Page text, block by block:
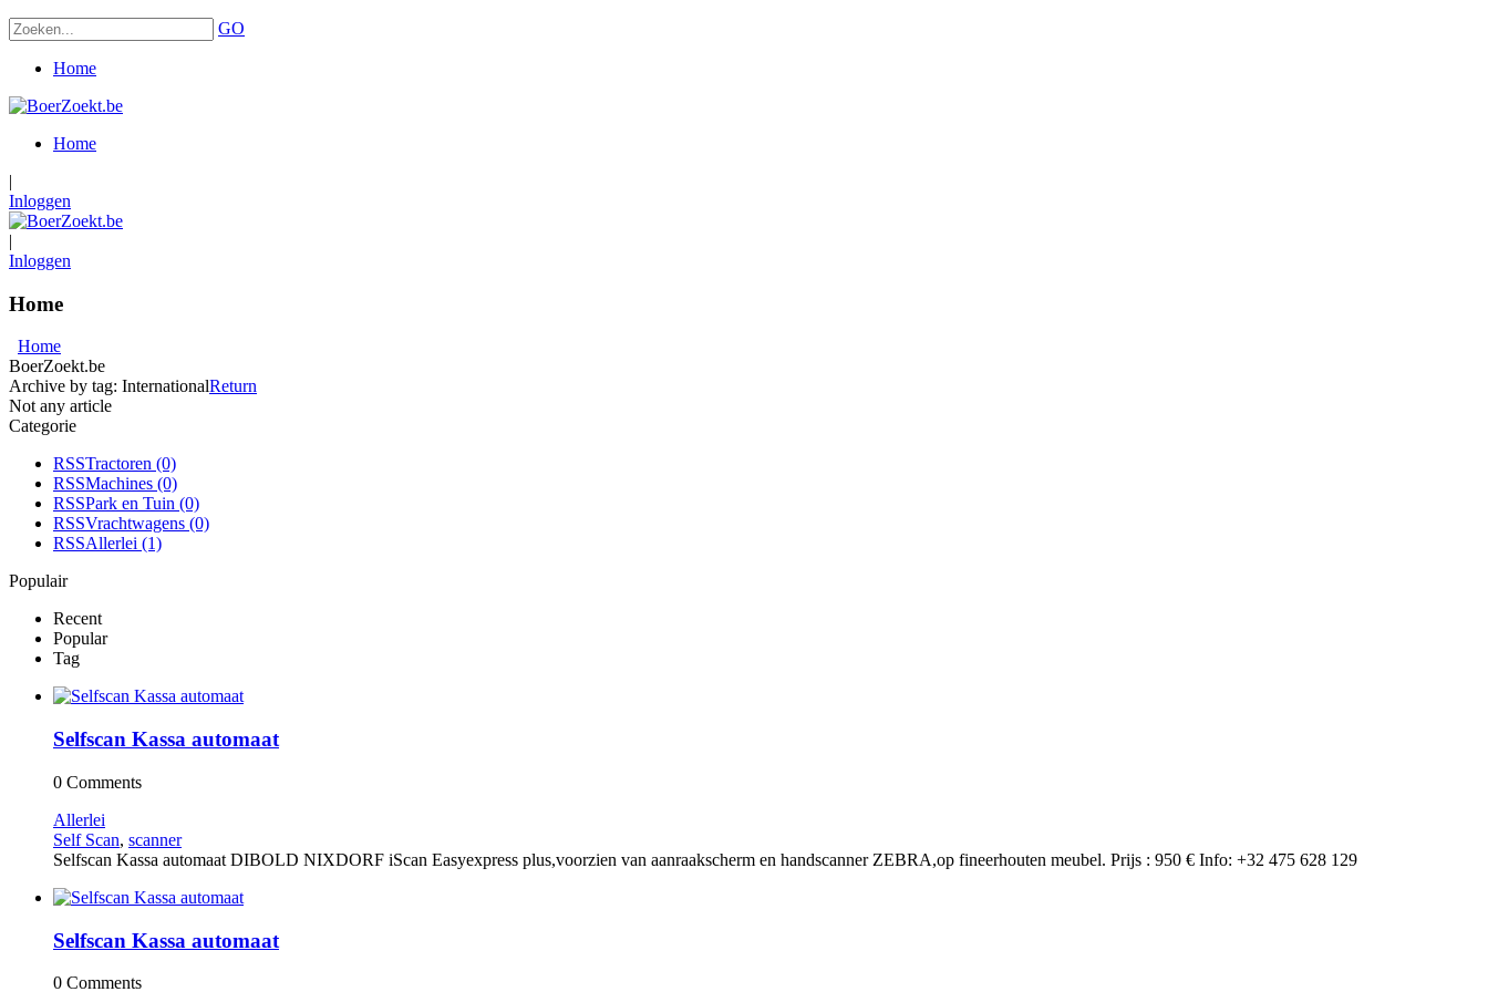
GO
Home
Home
|
Inloggen
|
Inloggen
Home
Home
BoerZoekt.be
Archive by tag: InternationalReturn
Not any article
Categorie
RSSTractoren (0)
RSSMachines (0)
RSSPark en Tuin (0)
RSSVrachtwagens (0)
RSSAllerlei (1)
Populair
Recent
Popular
Tag
Selfscan Kassa automaat
0 Comments
Allerlei
Self Scan, scanner
Selfscan Kassa automaat DIBOLD NIXDORF iScan Easyexpress plus,voorzien van aanraakscherm en handscanner ZEBRA,op fineerhouten meubel. Prijs : 950 € Info: +32 475 628 129
Selfscan Kassa automaat
0 Comments